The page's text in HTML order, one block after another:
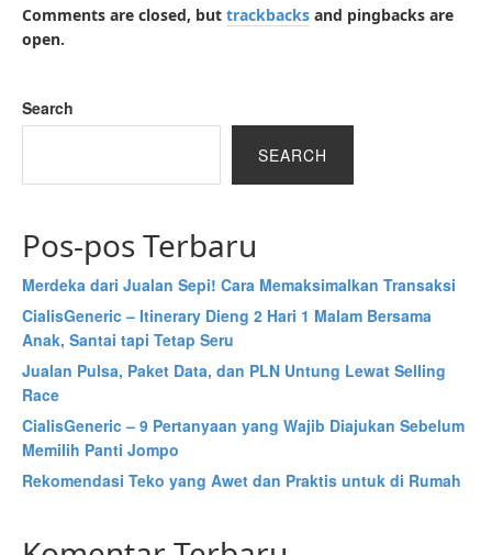
Comments are closed, but trackbacks and pingbacks are
open.
Search
SEARCH
Pos-pos Terbaru
Merdeka dari Jualan Sepi! Cara Memaksimalkan Transaksi
CialisGeneric – Itinerary Dieng 2 Hari 1 Malam Bersama
Anak, Santai tapi Tetap Seru
Jualan Pulsa, Paket Data, dan PLN Untung Lewat Selling
Race
CialisGeneric – 9 Pertanyaan yang Wajib Diajukan Sebelum
Memilih Panti Jompo
Rekomendasi Teko yang Awet dan Praktis untuk di Rumah